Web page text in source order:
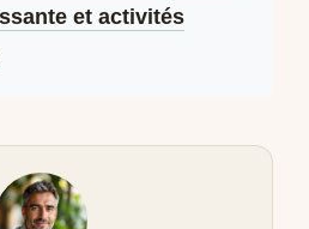
et activités